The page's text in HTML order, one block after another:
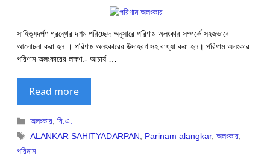
সাহিত্যদর্পণ গ্রন্থের দশম পরিচ্ছেদ অনুসারে পরিণাম অলংকার সম্পর্কে সহজভাবে
আলোচনা করা হল । পরিণাম অলংকারের উদাহরণ সহ বাখ্যা করা হল। পরিণাম অলংকার
পরিণাম অলংকারের লক্ষণ:- আচার্য …
Read more
Categories
অলংকার,বি.এ.
Tags
ALANKAR SAHITYADARPAN, Parinam alangkar,অলংকার,
পরিনাম